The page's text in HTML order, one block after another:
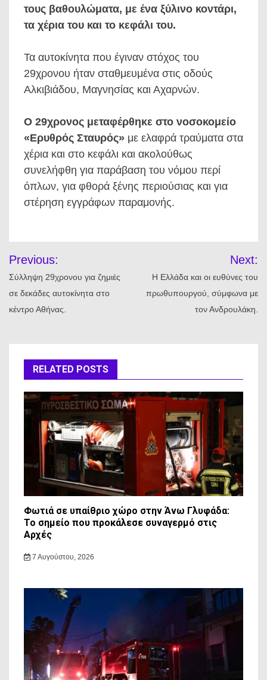
τους βαθουλώματα, με ένα ξύλινο κοντάρι,
τα χέρια του και το κεφάλι του.
Τα αυτοκίνητα που έγιναν στόχος του
29χρονου ήταν σταθμευμένα στις οδούς
Αλκιβιάδου, Μαγνησίας και Αχαρνών.
Ο 29χρονος μεταφέρθηκε στο νοσοκομείο
«Ερυθρός Σταυρός» με ελαφρά τραύματα στα
χέρια και στο κεφάλι και ακολούθως
συνελήφθη για παράβαση του νόμου περί
όπλων, για φθορά ξένης περιούσιας και για
στέρηση εγγράφων παραμονής.
άρθρων
Previous:
Σύλληψη 29χρονου για ζημιές
σε δεκάδες αυτοκίνητα στο
κέντρο Αθήνας.
Next:
Η Ελλάδα και οι ευθύνες του
πρωθυπουργού, σύμφωνα με
τον Ανδρουλάκη.
RELATED POSTS
Φωτιά σε υπαίθριο χώρο στην Άνω Γλυφάδα:
Το σημείο που προκάλεσε συναγερμό στις
Αρχές
7 Αυγούστου, 2026